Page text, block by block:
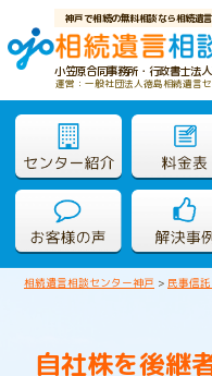
神戸で相続の無料相談なら相続遺
小笠原合同事務所・行政書士法
運営：一般社団法人徳島相続遺言
相続遺言相談センター神戸 > 民事信
自社株を後継